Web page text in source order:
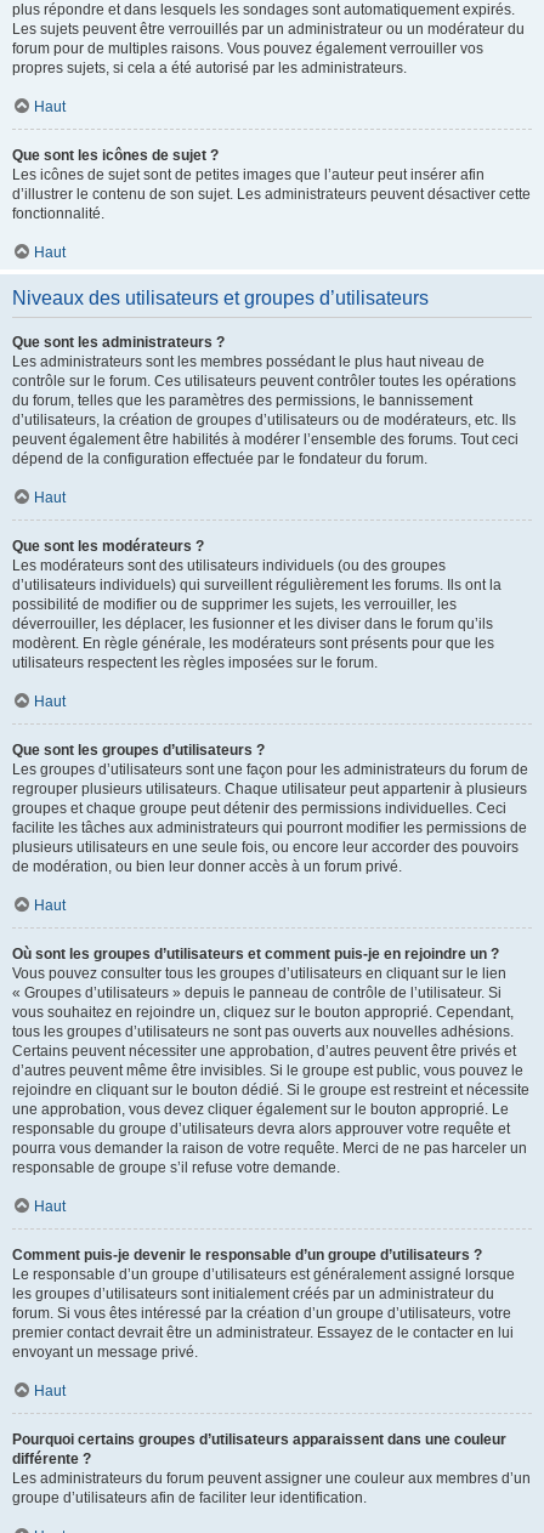
plus répondre et dans lesquels les sondages sont automatiquement expirés.
Les sujets peuvent être verrouillés par un administrateur ou un modérateur du
forum pour de multiples raisons. Vous pouvez également verrouiller vos
propres sujets, si cela a été autorisé par les administrateurs.
Haut
Que sont les icônes de sujet ?
Les icônes de sujet sont de petites images que l’auteur peut insérer afin
d’illustrer le contenu de son sujet. Les administrateurs peuvent désactiver cette
fonctionnalité.
Haut
Niveaux des utilisateurs et groupes d’utilisateurs
Que sont les administrateurs ?
Les administrateurs sont les membres possédant le plus haut niveau de
contrôle sur le forum. Ces utilisateurs peuvent contrôler toutes les opérations
du forum, telles que les paramètres des permissions, le bannissement
d’utilisateurs, la création de groupes d’utilisateurs ou de modérateurs, etc. Ils
peuvent également être habilités à modérer l’ensemble des forums. Tout ceci
dépend de la configuration effectuée par le fondateur du forum.
Haut
Que sont les modérateurs ?
Les modérateurs sont des utilisateurs individuels (ou des groupes
d’utilisateurs individuels) qui surveillent régulièrement les forums. Ils ont la
possibilité de modifier ou de supprimer les sujets, les verrouiller, les
déverrouiller, les déplacer, les fusionner et les diviser dans le forum qu’ils
modèrent. En règle générale, les modérateurs sont présents pour que les
utilisateurs respectent les règles imposées sur le forum.
Haut
Que sont les groupes d’utilisateurs ?
Les groupes d’utilisateurs sont une façon pour les administrateurs du forum de
regrouper plusieurs utilisateurs. Chaque utilisateur peut appartenir à plusieurs
groupes et chaque groupe peut détenir des permissions individuelles. Ceci
facilite les tâches aux administrateurs qui pourront modifier les permissions de
plusieurs utilisateurs en une seule fois, ou encore leur accorder des pouvoirs
de modération, ou bien leur donner accès à un forum privé.
Haut
Où sont les groupes d’utilisateurs et comment puis-je en rejoindre un ?
Vous pouvez consulter tous les groupes d’utilisateurs en cliquant sur le lien
« Groupes d’utilisateurs » depuis le panneau de contrôle de l’utilisateur. Si
vous souhaitez en rejoindre un, cliquez sur le bouton approprié. Cependant,
tous les groupes d’utilisateurs ne sont pas ouverts aux nouvelles adhésions.
Certains peuvent nécessiter une approbation, d’autres peuvent être privés et
d’autres peuvent même être invisibles. Si le groupe est public, vous pouvez le
rejoindre en cliquant sur le bouton dédié. Si le groupe est restreint et nécessite
une approbation, vous devez cliquer également sur le bouton approprié. Le
responsable du groupe d’utilisateurs devra alors approuver votre requête et
pourra vous demander la raison de votre requête. Merci de ne pas harceler un
responsable de groupe s’il refuse votre demande.
Haut
Comment puis-je devenir le responsable d’un groupe d’utilisateurs ?
Le responsable d’un groupe d’utilisateurs est généralement assigné lorsque
les groupes d’utilisateurs sont initialement créés par un administrateur du
forum. Si vous êtes intéressé par la création d’un groupe d’utilisateurs, votre
premier contact devrait être un administrateur. Essayez de le contacter en lui
envoyant un message privé.
Haut
Pourquoi certains groupes d’utilisateurs apparaissent dans une couleur
différente ?
Les administrateurs du forum peuvent assigner une couleur aux membres d’un
groupe d’utilisateurs afin de faciliter leur identification.